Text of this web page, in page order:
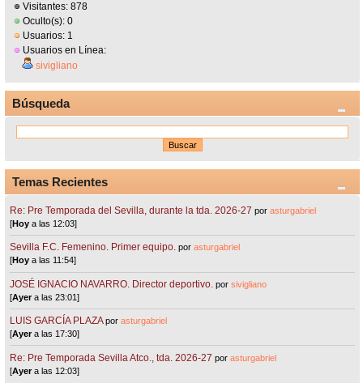
Visitantes: 878
Oculto(s): 0
Usuarios: 1
Usuarios en Línea:
sivigliano
Búsqueda
Temas Recientes
Re: Pre Temporada del Sevilla, durante la tda. 2026-27 porasturgabriel
[Hoy a las 12:03]
Sevilla F.C. Femenino. Primer equipo. porasturgabriel
[Hoy a las 11:54]
JOSÉ IGNACIO NAVARRO. Director deportivo. porsivigliano
[Ayera las 23:01]
LUIS GARCÍA PLAZA porasturgabriel
[Ayera las 17:30]
Re: Pre Temporada Sevilla Atco., tda. 2026-27 porasturgabriel
[Ayera las 12:03]